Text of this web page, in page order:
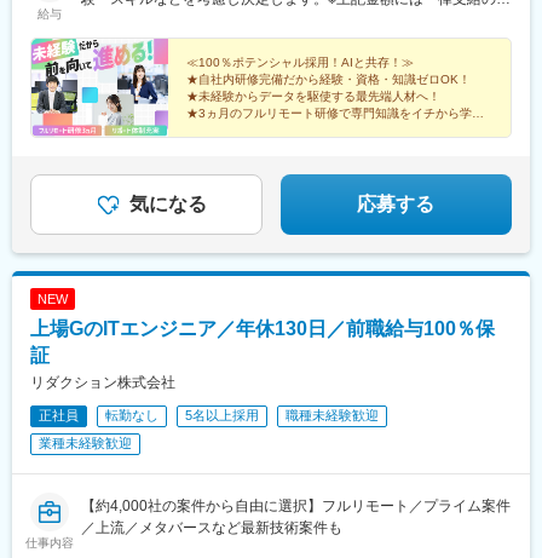
給与
（期間中は月給23万円以上で、その他の待遇に変更なし）☆経験
がある方は、現職・前職給与を考慮します。☆明確な評価制度あ
り。個人の頑張りに応じて評価します。【年収例】年収350万円
（経験0年）年収450万円（経験1年）年収750万円（経験2年）年
収1100万円（経験5年）
≪100％ポテンシャル採用！AIと共存！≫
★自社内研修完備だから経験・資格・知識ゼロOK！
★未経験からデータを駆使する最先端人材へ！
★3ヵ月のフルリモート研修で専門知識をイチから学べ
気になる 応募する
NEW
上場GのITエンジニア／年休130日／前職給与100％保
証
リダクション株式会社
正社員 転勤なし 5名以上採用
職種未経験歓迎
業種未経験歓迎
仕事内容
【約4,000社の案件から自由に選択】フルリモート／プライム案件
／上流／メタバースなど最新技術案件も